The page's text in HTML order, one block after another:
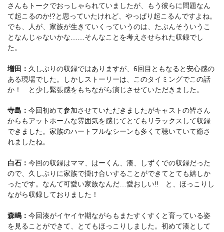
さんもトークでおっしゃられていましたが、もう彼らに問題なん
て起こるのか!?と思っていたけれど、やっぱり起こるんですよね。
でも、人が、家族が生きていくっていうのは、たぶんそういうこ
となんじゃないかな……そんなことを考えさせられた収録でし
た。
増田： 久しぶりの収録ではありますが、6回目ともなると安心感の
ある現場でした。しかしストーリーは、このタイミングでこの話
か！ と少し緊張感をもちながら演じさせていただきました。
寺島： 今回初めて参加させていただきましたがキャストの皆さん
からもアットホームな雰囲気を感じてとてもリラックスして収録
できました。家族のハートフルなシーンも多くて聴いていて癒さ
れましたね。
白石： 今回の収録はママ、はーくん、湊、しずくでの収録だった
ので、久しぶりに家族で掛け合いすることができてとても嬉しか
ったです。なんて可愛い家族なんだ…愛おしい!! と、ほっこりし
ながら収録しておりました！
森嶋： 今回湊がイヤイヤ期ながらもまたすくすくと育っている姿
を見ることができて、とてもほっこりしました。初めて湊として